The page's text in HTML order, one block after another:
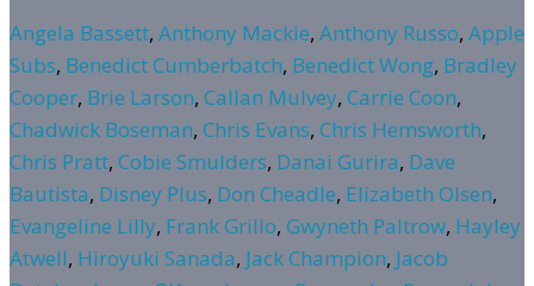
Angela Bassett, Anthony Mackie, Anthony Russo, Apple
Subs, Benedict Cumberbatch, Benedict Wong, Bradley
Cooper, Brie Larson, Callan Mulvey, Carrie Coon,
Chadwick Boseman, Chris Evans, Chris Hemsworth,
Chris Pratt, Cobie Smulders, Danai Gurira, Dave
Bautista, Disney Plus, Don Cheadle, Elizabeth Olsen,
Evangeline Lilly, Frank Grillo, Gwyneth Paltrow, Hayley
Atwell, Hiroyuki Sanada, Jack Champion, Jacob